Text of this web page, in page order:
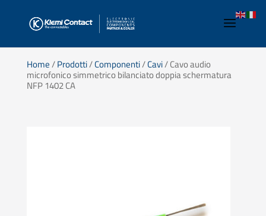
Home/Prodotti/Componenti/Cavi/ Cavo audio
microfonico simmetrico bilanciato doppia schermatura
NFP 1402 CA